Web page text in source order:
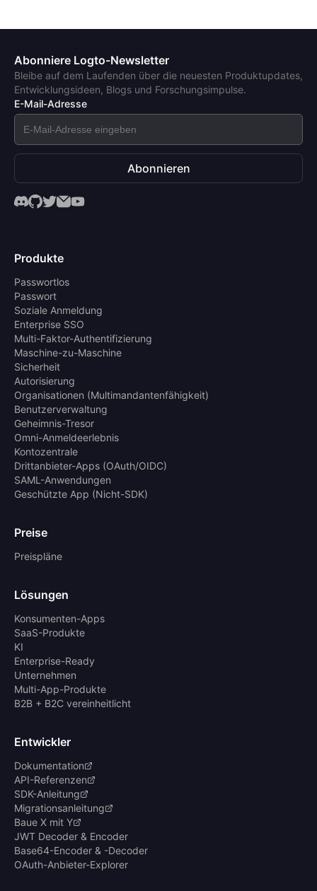
Abonniere Logto-Newsletter
Bleibe auf dem Laufenden über die neuesten Produktupdates,
Entwicklungsideen, Blogs und Forschungsimpulse.
E-Mail-Adresse
Abonnieren
Produkte
Passwortlos
Passwort
Soziale Anmeldung
Enterprise SSO
Multi-Faktor-Authentifizierung
Maschine-zu-Maschine
Sicherheit
Autorisierung
Organisationen (Multimandantenfähigkeit)
Benutzerverwaltung
Geheimnis-Tresor
Omni-Anmeldeerlebnis
Kontozentrale
Drittanbieter-Apps (OAuth/OIDC)
SAML-Anwendungen
Geschützte App (Nicht-SDK)
Preise
Preispläne
Lösungen
Konsumenten-Apps
SaaS-Produkte
KI
Enterprise-Ready
Unternehmen
Multi-App-Produkte
B2B + B2C vereinheitlicht
Entwickler
Dokumentation
API-Referenzen
SDK-Anleitung
Migrationsanleitung
Baue X mit Y
JWT Decoder & Encoder
Base64-Encoder & -Decoder
OAuth-Anbieter-Explorer